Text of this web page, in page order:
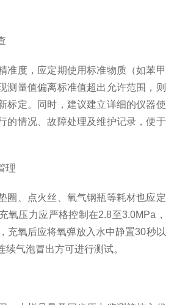
准度，应定期使用标准物质（如苯甲
测量值偏离标准值超出允许范围，则
标定。同时，建议建立详细的仪器使
的情况、故障处理及维护记录，便于
理
圈、点火丝、氧气钢瓶等耗材也应定
氧压力应严格控制在2.8至3.0MPa，
充氧后应将氧弹放入水中静置30秒以
续气泡冒出方可进行测试。